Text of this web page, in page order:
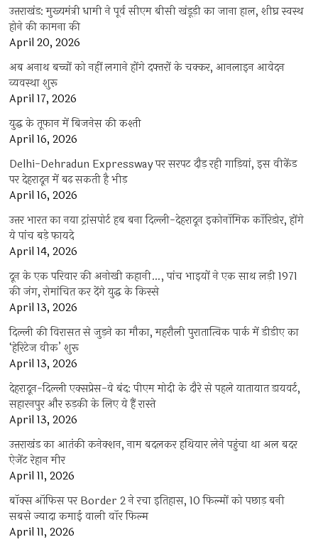
उत्तराखंड: मुख्यमंत्री धामी ने पूर्व सीएम बीसी खंडूड़ी का जाना हाल, शीघ्र स्वस्थ
होने की कामना की
April 20, 2026
अब अनाथ बच्चों को नहीं लगाने होंगे दफ्तरों के चक्कर, आनलाइन आवेदन
व्यवस्था शुरू
April 17, 2026
युद्ध के तूफान में बिजनेस की कश्ती
April 16, 2026
Delhi-Dehradun Expressway पर सरपट दौड़ रही गाड़ियां, इस वीकेंड
पर देहरादून में बढ़ सकती है भीड़
April 16, 2026
उत्तर भारत का नया ट्रांसपोर्ट हब बना दिल्ली-देहरादून इकोनॉमिक कॉरिडोर, होंगे
ये पांच बड़े फायदे
April 14, 2026
दून के एक परिवार की अनोखी कहानी…, पांच भाइयों ने एक साथ लड़ी 1971
की जंग, रोमांचित कर देंगे युद्ध के किस्से
April 13, 2026
दिल्ली की विरासत से जुड़ने का मौका, महरौली पुरातात्विक पार्क में डीडीए का
‘हेरिटेज वीक’ शुरू
April 13, 2026
देहरादून-दिल्ली एक्सप्रेस-वे बंद: पीएम मोदी के दौरे से पहले यातायात डायवर्ट,
सहारनपुर और रुड़की के लिए ये हैं रास्ते
April 13, 2026
उत्तराखंड का आतंकी कनेक्शन, नाम बदलकर हथियार लेने पहुंचा था अल बदर
ऐजेंट रेहान मीर
April 11, 2026
बॉक्स ऑफिस पर Border 2 ने रचा इतिहास, 10 फिल्मों को पछाड़ बनी
सबसे ज्यादा कमाई वाली वॉर फिल्म
April 11, 2026